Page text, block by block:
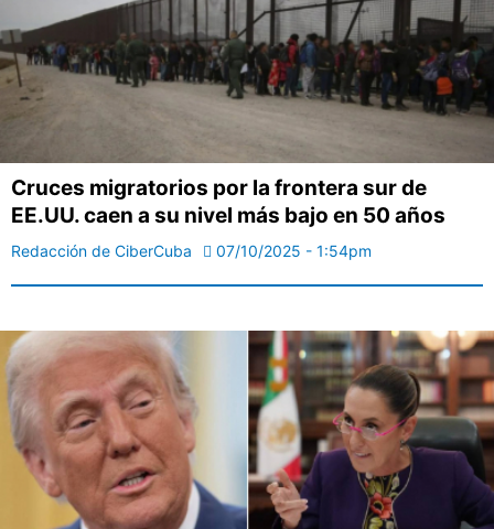
Cruces migratorios por la frontera sur de
EE.UU. caen a su nivel más bajo en 50 años
Redacción de CiberCuba 07/10/2025 - 1:54pm